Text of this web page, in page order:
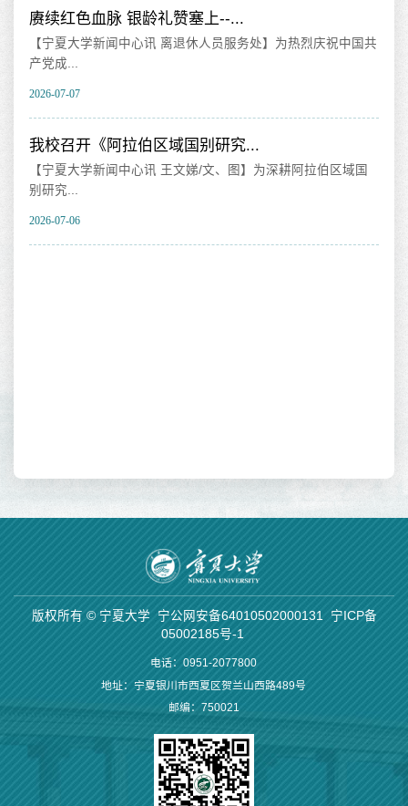
庆祝中国共
伯区域国
我校获批教育部2026年高校就业...
【宁夏大学新闻中心讯 党委学生工作部（学生处）】近
我校举办2026年高层次人才国情...
【宁夏大学新闻中心讯 人力资源部】为深入学习贯彻习
版权所有 © 宁夏大学宁公网安备64010502000131
宁ICP备
05002185号-1
电话：0951-2077800
地址：宁夏银川市西夏区贺兰山西路489号
邮编：750021